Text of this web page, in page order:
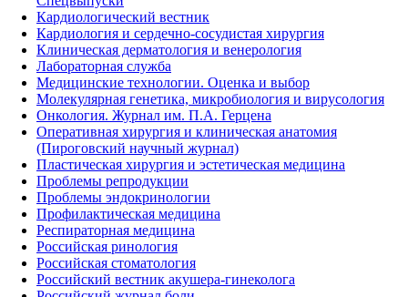
Кардиологический вестник
Кардиология и сердечно-сосудистая хирургия
Клиническая дерматология и венерология
Лабораторная служба
Медицинские технологии. Оценка и выбор
Молекулярная генетика, микробиология и вирусология
Онкология. Журнал им. П.А. Герцена
Оперативная хирургия и клиническая анатомия
(Пироговский научный журнал)
Пластическая хирургия и эстетическая медицина
Проблемы репродукции
Проблемы эндокринологии
Профилактическая медицина
Респираторная медицина
Российская ринология
Российская стоматология
Российский вестник акушера-гинеколога